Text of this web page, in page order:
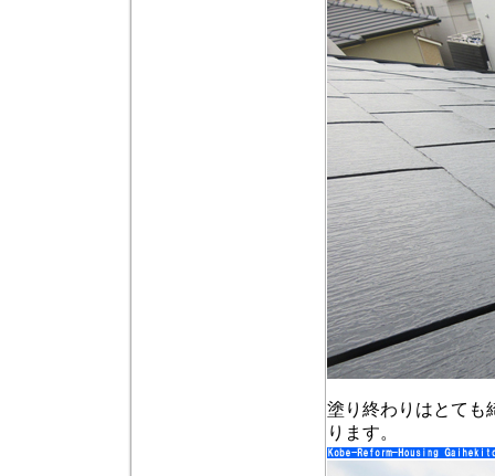
塗り終わりはとても
ります。